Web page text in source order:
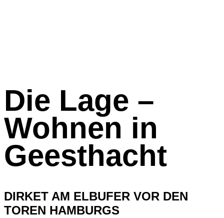
Die Lage –
Wohnen in
Geesthacht
DIRKET AM ELBUFER VOR DEN
TOREN HAMBURGS